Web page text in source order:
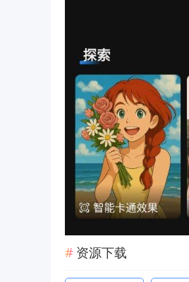
资源下载